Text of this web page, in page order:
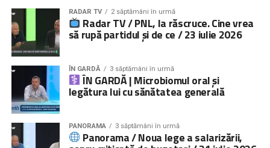
RADAR TV 2 săptămâni în urmă
Radar TV / PNL, la răscruce. Cine vrea
să rupă partidul și de ce / 23 iulie 2026
ÎN GARDĂ 3 săptămâni în urmă
ÎN GARDĂ | Microbiomul oral și
legătura lui cu sănătatea generală
PANORAMA 3 săptămâni în urmă
Panorama / Noua lege a salarizării,